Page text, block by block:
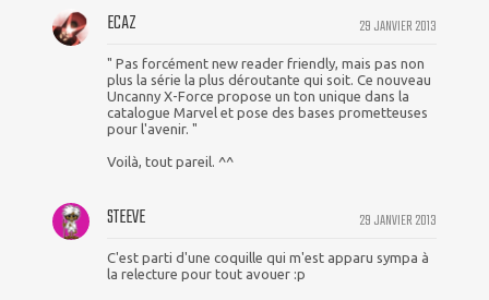
29 JANVIER 2013
ECAZ
" Pas forcément new reader friendly, mais pas non
plus la série la plus déroutante qui soit. Ce nouveau
Uncanny X-Force propose un ton unique dans la
catalogue Marvel et pose des bases prometteuses
pour l'avenir. "
Voilà, tout pareil. ^^
29 JANVIER 2013
STEEVE
C'est parti d'une coquille qui m'est apparu sympa à
la relecture pour tout avouer :p